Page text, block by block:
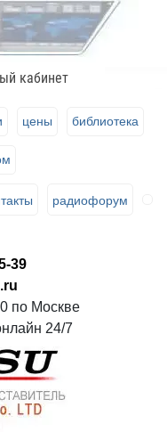
кабинет
цены библиотека
радиофорум
39
по Москве
24/7